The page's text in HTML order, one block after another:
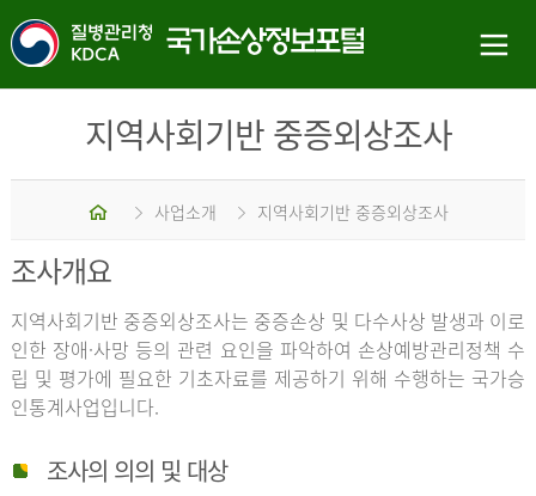
지역사회기반 중증외상조사
홈 사업소개 지역사회기반 중증외상조사
조사개요
지역사회기반 중증외상조사는 중증손상 및 다수사상 발생과 이로
인한 장애·사망 등의 관련 요인을 파악하여 손상예방관리정책 수
립 및 평가에 필요한 기초자료를 제공하기 위해 수행하는 국가승
인통계사업입니다.
조사의 의의 및 대상